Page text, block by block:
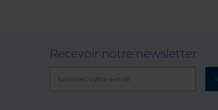
Recevoir notre newsletter